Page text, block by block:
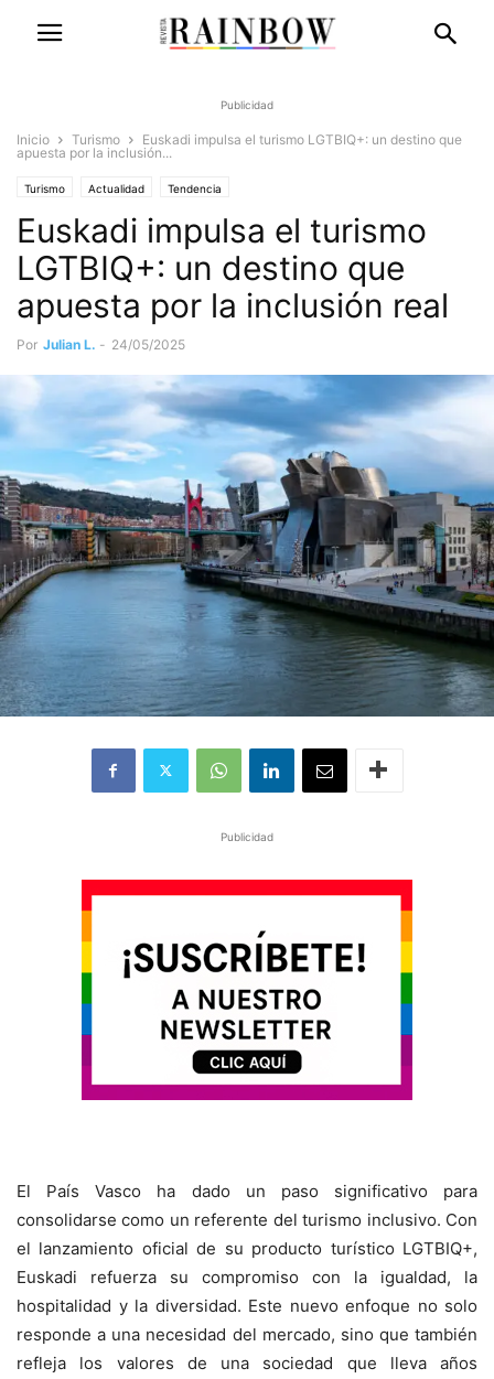
Publicidad
Inicio Turismo
Euskadi impulsa el turismo LGTBIQ+: un destino que
apuesta por la inclusión...
Turismo Actualidad Tendencia
Euskadi impulsa el turismo
LGTBIQ+: un destino que
apuesta por la inclusión real
Por Julian L. - 24/05/2025
Publicidad
El País Vasco ha dado un paso significativo para
consolidarse como un referente del turismo inclusivo. Con
el lanzamiento oficial de su producto turístico LGTBIQ+,
Euskadi refuerza su compromiso con la igualdad, la
hospitalidad y la diversidad. Este nuevo enfoque no solo
responde a una necesidad del mercado, sino que también
refleja los valores de una sociedad que lleva años